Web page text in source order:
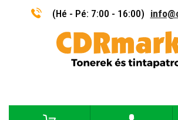
(Hé - Pé: 7:00 - 16:00)